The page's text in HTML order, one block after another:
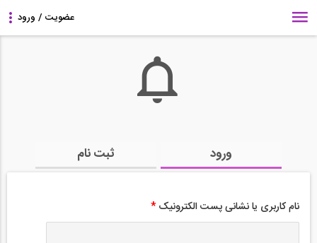
ورود ثبت نام
نام کاربری یا نشانی پست الکترونیک *